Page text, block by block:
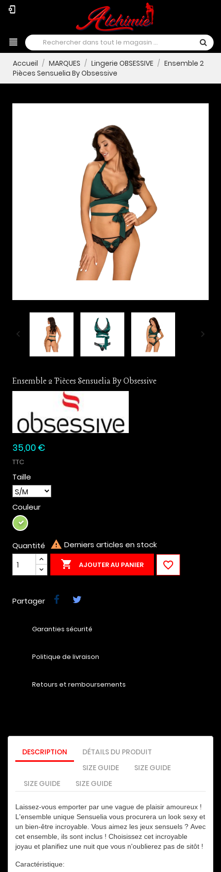
phonelink_setup
view_headline
Accueil MARQUES Lingerie OBSESSIVE
Ensemble 2
Pièces Sensuelia By Obsessive
 
Ensemble 2 Pièces Sensuelia By Obsessive
35,00 €
TTC
Taille
Couleur
Vert
Quantité
 AJOUTER AU PANIER
 Derniers articles en stock

Partager
Garanties sécurité
Politique de livraison
Retours et remboursements
DESCRIPTION
DÉTAILS DU PRODUIT
SIZE GUIDE
SIZE GUIDE
SIZE GUIDE
SIZE GUIDE
Laissez-vous emporter par une vague de plaisir amoureux !
L'ensemble unique Sensuelia vous procurera un look sexy et
un bien-être incroyable. Vous aimez les jeux sensuels ? Avec
cet ensemble, ils sont inclus ! Choisissez cet incroyable
joyau et planifiez une nuit que vous n'oublierez pas de sitôt !
Caractéristique: